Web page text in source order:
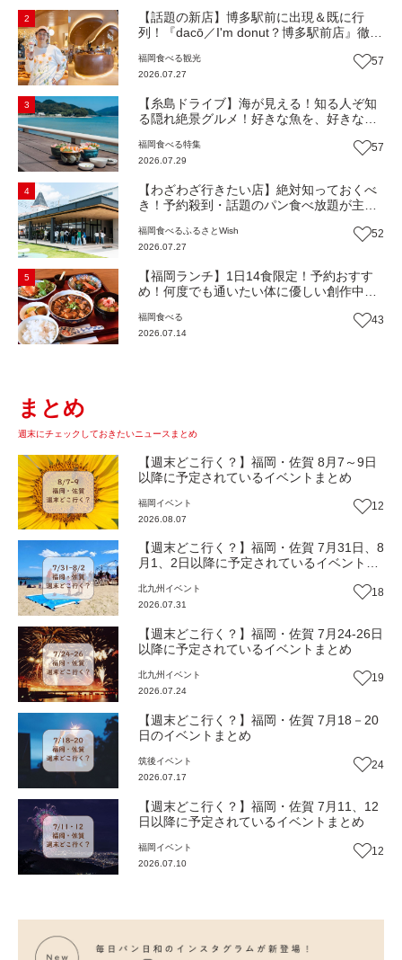
2
【話題の新店】博多駅前に出現＆既に行
列！『dacō／I'm donut？博多駅前店』徹底
しみ方＆イチオシメニューも紹介！（福岡
市博多区）【まち歩き】
福岡食べる観光
2026.07.27
57
3
【糸島ドライブ】海が見える！知る人ぞ知
る隠れ絶景グルメ！好きな魚を、好きなだ
堂』（福岡市西区）【まち歩き】
福岡食べる特集
2026.07.29
57
4
【わざわざ行きたい店】絶対知っておくべ
き！予約殺到・話題のパン食べ放題が主
『bound garden』（福岡・新宮町）【まち
歩き】
福岡食べる ふるさとWish
2026.07.27
52
5
【福岡ランチ】1日14食限定！予約おすす
め！何度でも通いたい体に優しい創作中華
【まち歩き】
福岡食べる
2026.07.14
43
まとめ
週末にチェックしておきたいニュースまとめ
【週末どこ行く？】福岡・佐賀 8月7～9日
以降に予定されているイベントまとめ
福岡 イベント
2026.08.07
12
【週末どこ行く？】福岡・佐賀 7月31日、8
月1、2日以降に予定されているイベントま
北九州 イベント
2026.07.31
18
【週末どこ行く？】福岡・佐賀 7月24-26日
以降に予定されているイベントまとめ
北九州 イベント
2026.07.24
19
【週末どこ行く？】福岡・佐賀 7月18－20
日のイベントまとめ
筑後イベント
2026.07.17
24
【週末どこ行く？】福岡・佐賀 7月11、12
日以降に予定されているイベントまとめ
福岡 イベント
2026.07.10
12